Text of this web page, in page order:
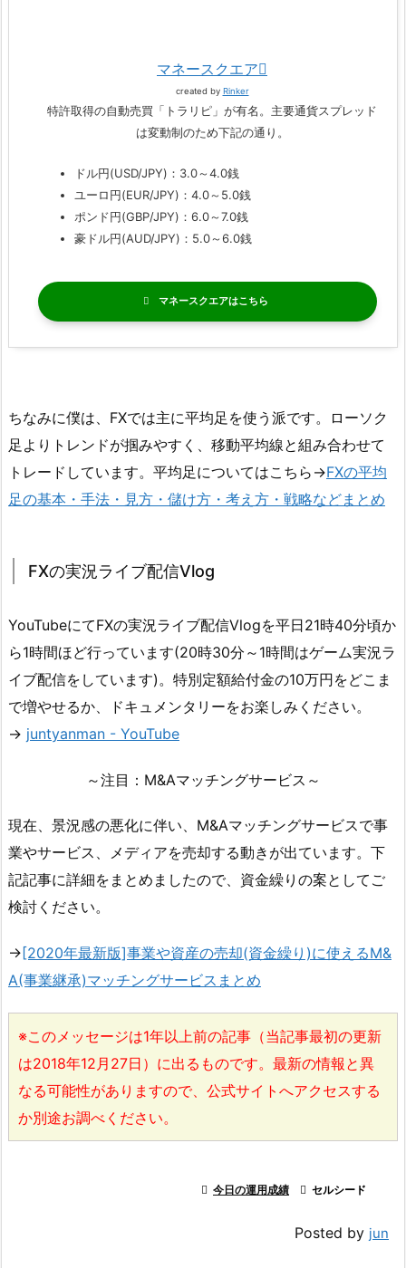
マネースクエア
created by Rinker
特許取得の自動売買「トラリピ」が有名。主要通貨スプレッド
は変動制のため下記の通り。
ドル円(USD/JPY)：3.0～4.0銭
ユーロ円(EUR/JPY)：4.0～5.0銭
ポンド円(GBP/JPY)：6.0～7.0銭
豪ドル円(AUD/JPY)：5.0～6.0銭
マネースクエア
ちなみに僕は、FXでは主に平均足を使う派です。ローソク
足よりトレンドが掴みやすく、移動平均線と組み合わせて
トレードしています。平均足についてはこちら→FXの平均
足の基本・手法・見方・儲け方・考え方・戦略などまとめ
FXの実況ライブ配信Vlog
YouTubeにてFXの実況ライブ配信Vlogを平日21時40分頃か
ら1時間ほど行っています(20時30分～1時間はゲーム実況ラ
イブ配信をしています)。特別定額給付金の10万円をどこま
で増やせるか、ドキュメンタリーをお楽しみください。
→ juntyanman - YouTube
～注目：M&Aマッチングサービス～
現在、景況感の悪化に伴い、M&Aマッチングサービスで事
業やサービス、メディアを売却する動きが出ています。下
記記事に詳細をまとめましたので、資金繰りの案としてご
検討ください。
→ [2020年最新版]事業や資産の売却(資金繰り)に使えるM&
A(事業継承)マッチングサービスまとめ
※このメッセージは1年以上前の記事（当記事最初の更新
は2018年12月27日）に出るものです。最新の情報と異
なる可能性がありますので、公式サイトへアクセスする
か別途お調べください。
 今日の運用成績  セルシード
Posted by jun